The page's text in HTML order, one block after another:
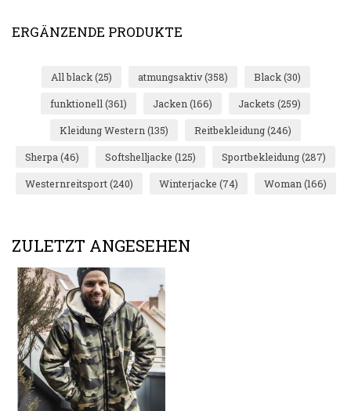
ERGÄNZENDE PRODUKTE
All black(25) atmungsaktiv(358) Black(30)
funktionell(361) Jacken(166) Jackets (259)
Kleidung Western(135) Reitbekleidung(246)
Sherpa(46) Softshelljacke (125) Sportbekleidung(287)
Westernreitsport(240) Winterjacke (74) Woman(166)
ZULETZT ANGESEHEN